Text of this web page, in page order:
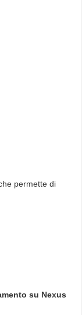
permette di
su Nexus